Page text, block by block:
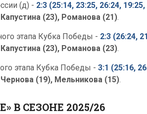
(д) - 2:3 (25:14, 23:25, 26:24,
Капустина (23), Романова (21).
этапа Кубка Победы - 2:3 (26:24,
Капустина (23), Романова (23).
этапа Кубка Победы - 3:1 (25:16,
Чернова (19), Мельникова (15).
В СЕЗОНЕ 2025/26